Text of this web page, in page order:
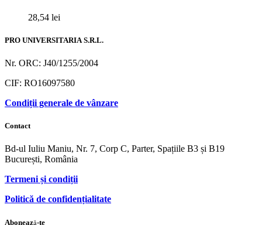
28,54 lei
PRO UNIVERSITARIA S.R.L.
Nr. ORC: J40/1255/2004
CIF: RO16097580
Condiții generale de vânzare
Contact
Bd-ul Iuliu Maniu, Nr. 7, Corp C, Parter, Spațiile B3 și B19
București, România
Termeni și condiții
Politică de confidențialitate
Abonează-te